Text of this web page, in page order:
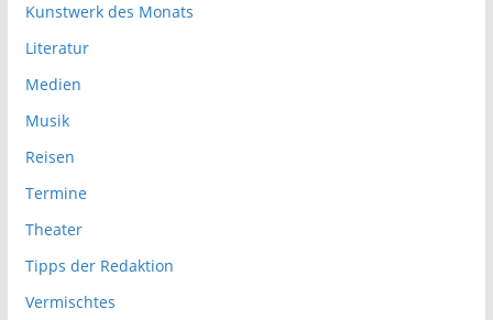
Kunstwerk des Monats
Literatur
Medien
Musik
Reisen
Termine
Theater
Tipps der Redaktion
Vermischtes